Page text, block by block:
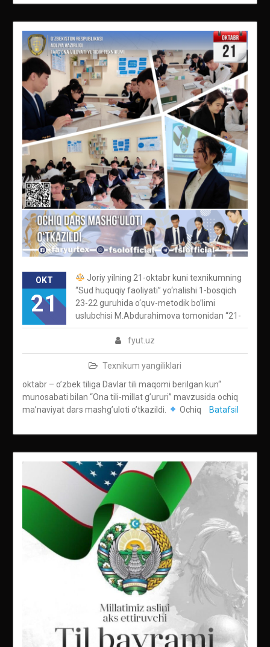
OKT
21
fyut.uz
Texnikum yangiliklari
Joriy yilning 21-oktabr kuni texnikumning
“Sud huquqiy faoliyati” yo‘nalishi 1-bosqich
23-22 guruhida o‘quv-metodik bo’limi
uslubchisi M.Abdurahimova tomonidan “21-
oktabr – o’zbek tiliga Davlar tili maqomi berilgan kun“
munosabati bilan “Ona tili-millat g’ururi” mavzusida ochiq
ma’naviyat dars mashg’uloti o’tkazildi.
Ochiq Batafsil